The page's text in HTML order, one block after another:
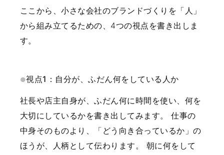
ここから、小さな会社のブランドづくりを「人」
から組み立てるための、4つの視点を書き出しま
す。
視点1：自分が、ふだん何をしている人か
社長や店主自身が、ふだん何に時間を使い、何を
大切にしているかを書き出してみます。
仕事の
中身そのものより、「どう向き合っているか」の
ほうが、人柄として伝わります。
朝に何をして